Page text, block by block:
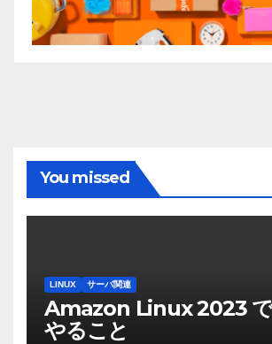
You missed
LINUX サーバ関連
Amazon Linux 2023
やること